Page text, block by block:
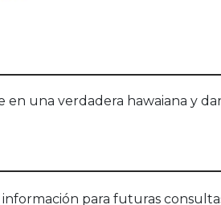
una verdadera hawaiana y
para futuras